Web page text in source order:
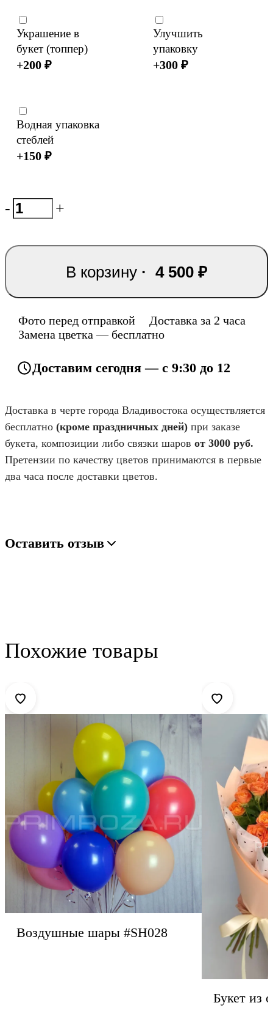
Украшение в
букет (топпер)
+200₽
Улучшить
упаковку
+300₽
Водная упаковка
стеблей
+150₽
- +
В корзину · 4 500 ₽
Фото перед отправкой
Доставка за 2 часа
Замена цветка — бесплатно
Доставим сегодня — с 9:30 до 12
Доставка в черте города Владивостока осуществляется
бесплатно (кроме праздничных дней) при заказе
букета, композиции либо связки шаров от 3000 руб.
Претензии по качеству цветов принимаются в первые
два часа после доставки цветов.
Оставить отзыв
Похожие товары
Воздушные шары #SH028
Букет из